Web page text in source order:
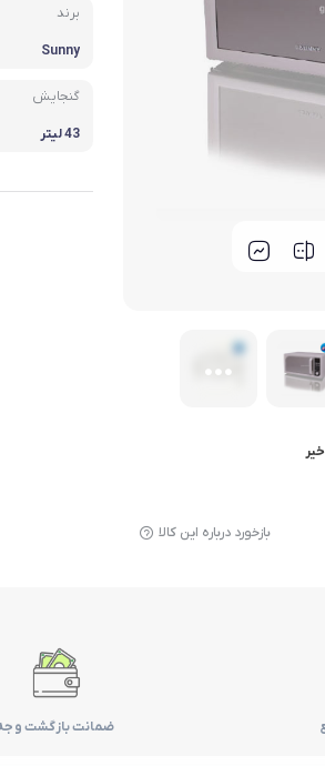
گوشتکوب برقی
آشپزخانه و شخصی
سرویس غذا خوری
سایر
خیر
بازخورد درباره این کالا
برند
Sunny
گنجایش
43 لیتر
ضمانت بازگشت